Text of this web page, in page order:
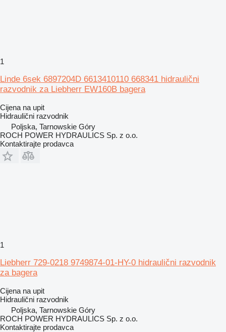
1
Linde 6sek 6897204D 6613410110 668341 hidraulični
razvodnik za Liebherr EW160B bagera
Cijena na upit
Hidraulični razvodnik
Poljska, Tarnowskie Góry
ROCH POWER HYDRAULICS Sp. z o.o.
Kontaktirajte prodavca
1
Liebherr 729-0218 9749874-01-HY-0 hidraulični razvodnik
za bagera
Cijena na upit
Hidraulični razvodnik
Poljska, Tarnowskie Góry
ROCH POWER HYDRAULICS Sp. z o.o.
Kontaktirajte prodavca